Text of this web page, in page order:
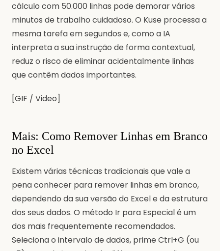
cálculo com 50.000 linhas pode demorar vários
minutos de trabalho cuidadoso. O Kuse processa a
mesma tarefa em segundos e, como a IA
interpreta a sua instrução de forma contextual,
reduz o risco de eliminar acidentalmente linhas
que contêm dados importantes.
[GIF / Video]
Mais: Como Remover Linhas em Branco
no Excel
Existem várias técnicas tradicionais que vale a
pena conhecer para remover linhas em branco,
dependendo da sua versão do Excel e da estrutura
dos seus dados. O método Ir para Especial é um
dos mais frequentemente recomendados.
Seleciona o intervalo de dados, prime Ctrl+G (ou